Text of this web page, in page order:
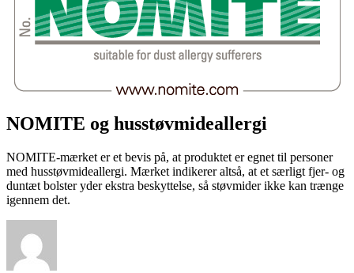
NOMITE og husstøvmideallergi
NOMITE-mærket er et bevis på, at produktet er egnet til personer
med husstøvmideallergi. Mærket indikerer altså, at et særligt fjer- og
duntæt bolster yder ekstra beskyttelse, så støvmider ikke kan trænge
igennem det.